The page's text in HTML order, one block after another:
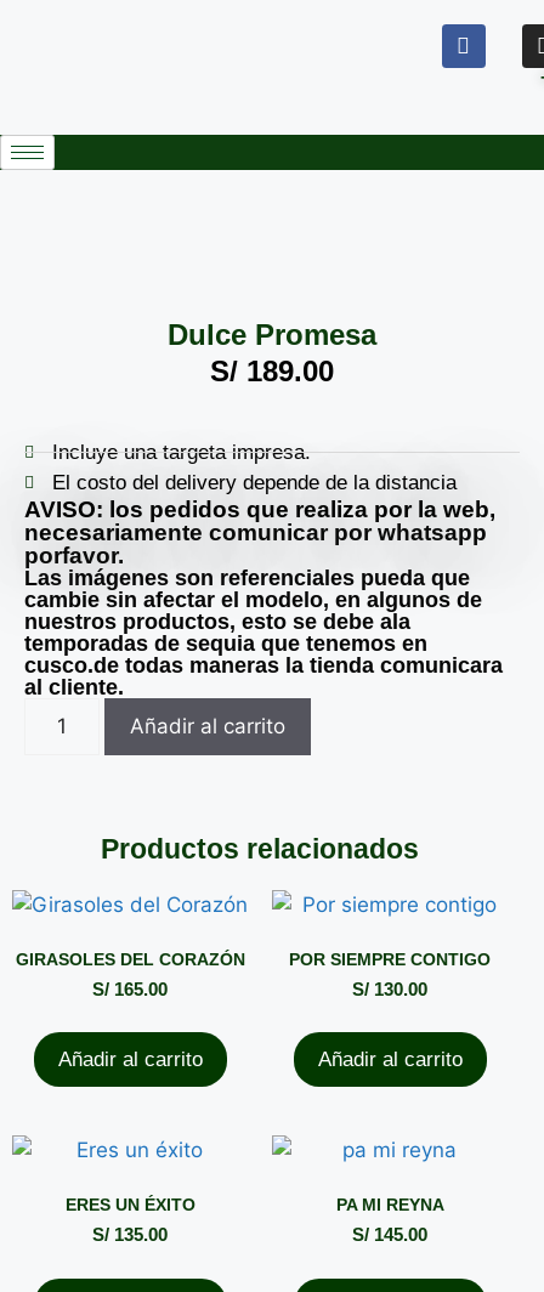
Dulce Promesa
S/ 189.00
Incluye una targeta impresa.
El costo del delivery depende de la distancia
AVISO: los pedidos que realiza por la web,
necesariamente comunicar por whatsapp
porfavor.
Las imágenes son referenciales pueda que
cambie sin afectar el modelo, en algunos de
nuestros productos, esto se debe ala
temporadas de sequia que tenemos en
cusco.de todas maneras la tienda comunicara
al cliente.
Añadir al carrito
Productos relacionados
GIRASOLES DEL CORAZÓN
S/ 165.00
Añadir al carrito
POR SIEMPRE CONTIGO
S/ 130.00
Añadir al carrito
ERES UN ÉXITO
S/ 135.00
PA MI REYNA
S/ 145.00